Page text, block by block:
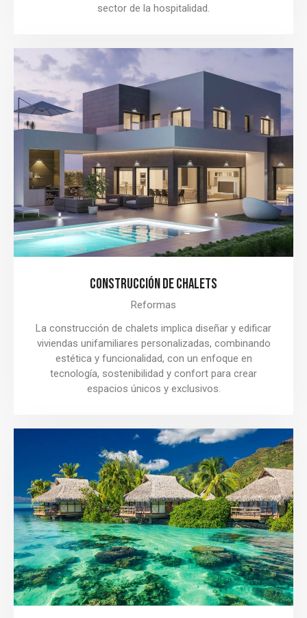
sector de la hospitalidad.
CONSTRUCCIÓN DE CHALETS
Reformas
La construcción de chalets implica diseñar y edificar
viviendas unifamiliares personalizadas, combinando
estética y funcionalidad, con un enfoque en
tecnología, sostenibilidad y confort para crear
espacios únicos y exclusivos.